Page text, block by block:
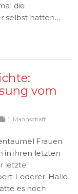
die
selbst hatten…
vom
1. Mannschaft
Frauen
in ihren letzten
letzte
Loderer-Halle
es noch